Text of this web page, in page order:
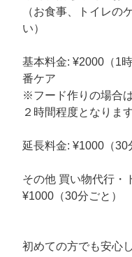
（お食事、トイレの
い）
基本料金: ¥2000（1
番ケア
※フード作りの場合
２時間程度となります
延長料金: ¥1000（30
その他 買い物代行
¥1000（30分ごと）
初めての方でも安心